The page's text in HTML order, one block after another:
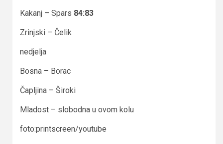
Kakanj – Spars 84:83
Zrinjski – Čelik
nedjelja
Bosna – Borac
Čapljina – Široki
Mladost – slobodna u ovom kolu
foto:printscreen/youtube